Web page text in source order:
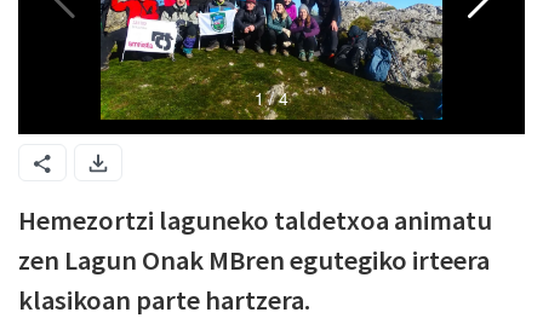
Hemezortzi laguneko taldetxoa animatu
zen Lagun Onak MBren egutegiko irteera
klasikoan parte hartzera.